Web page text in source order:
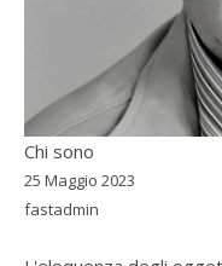
Chi sono
25 Maggio 2023
fastadmin